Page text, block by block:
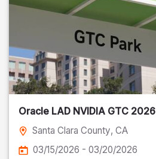
Oracle LAD NVIDIA GTC 2026
Santa Clara County, CA
03/15/2026 - 03/20/2026